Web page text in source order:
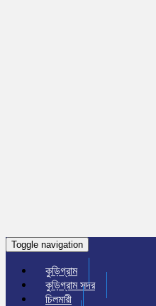
Toggle navigation
কুড়িগ্রাম
কুড়িগ্রাম সদর
চিলমারী